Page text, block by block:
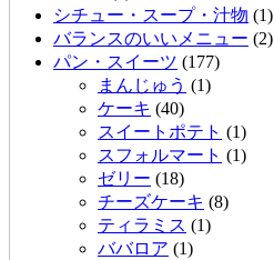
シチュー・スープ・汁物 (1)
バランスのいいメニュー (2)
パン・スイーツ (177)
まんじゅう (1)
ケーキ (40)
スイートポテト (1)
スフォルマート (1)
ゼリー (18)
チーズケーキ (8)
ティラミス (1)
ババロア (1)